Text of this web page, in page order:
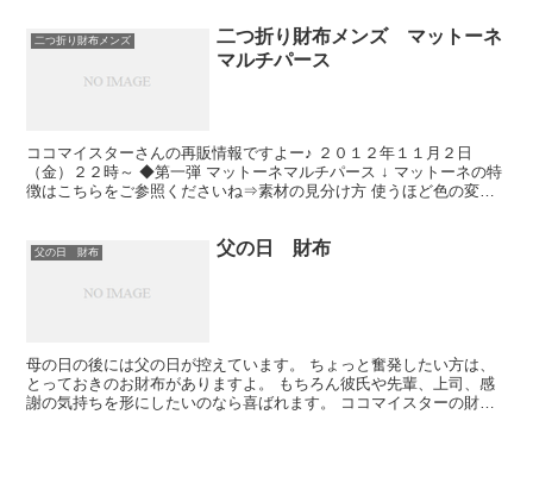
二つ折り財布メンズ
二つ折り財布メンズ マットーネ
マルチパース
ココマイスターさんの再販情報ですよー♪ ２０１２年１１月２日
（金）２２時～ ◆第一弾 マットーネマルチパース ↓ マットーネの特
徴はこちらをご参照くださいね⇒素材の見分け方 使うほど色の変化
父の日 財布 父の日 財布
母の日の後には父の日が控えています。 ちょっと奮発したい方は、
とっておきのお財布がありますよ。 もちろん彼氏や先輩、上司、感
謝の気持ちを形にしたいのなら喜ばれます。 ココマイスターの財布